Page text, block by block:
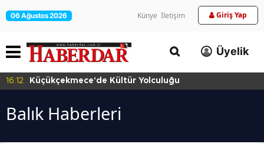
06 Ağustos 2026 Künye İletişim Giriş Yap
Üyelik
16:12 Küçükçekmece'de Kültür Yolculuğu
Balık Haberleri